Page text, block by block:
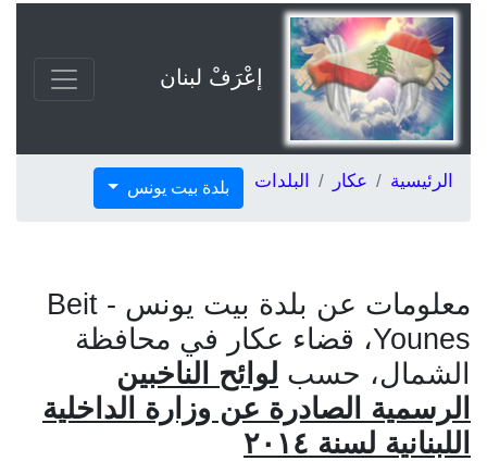
إعْرَفْ لبنان
الرئيسية عكار البلدات بلدة بيت يونس
معلومات عن بلدة بيت يونس - Beit
Younes، قضاء عكار في محافظة
الشمال، حسب لوائح الناخبين
الرسمية الصادرة عن وزارة الداخلية
اللبنانية لسنة ٢٠١٤